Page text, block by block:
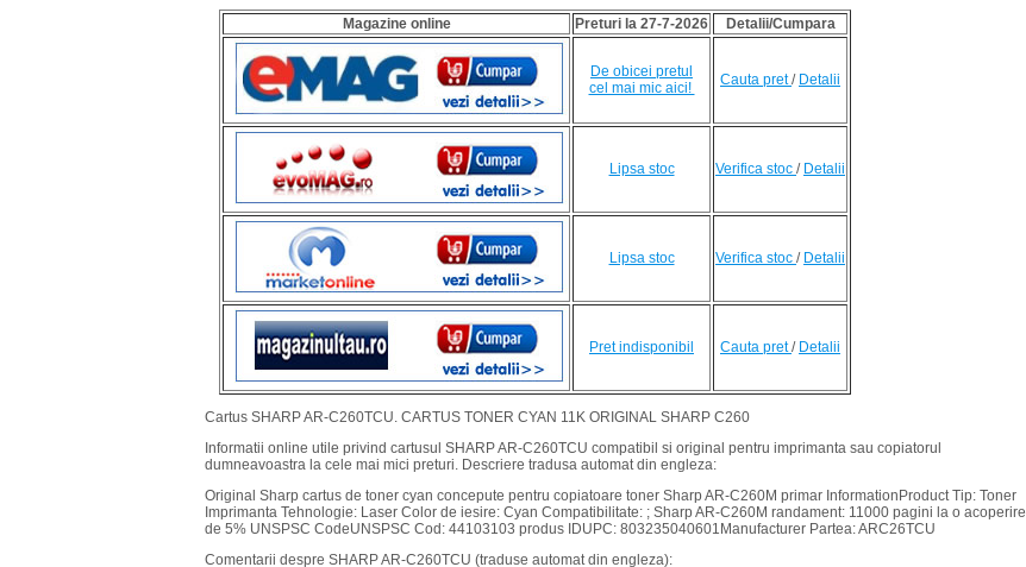
Magazine online Preturi la 27-7-2026 Detalii/Cumpara
De obicei pretul
cel mai mic aici!
Cauta pret/ Detalii
Lipsa stoc Verifica stoc / Detalii
Lipsa stoc Verifica stoc / Detalii
Pret indisponibil Cauta pret/ Detalii
Cartus SHARP AR-C260TCU. CARTUS TONER CYAN 11K ORIGINAL SHARP C260
Informatii online utile privind cartusul SHARP AR-C260TCU compatibil si original pentru imprimanta sau copiatorul
dumneavoastra la cele mai mici preturi. Descriere tradusa automat din engleza:
Original Sharp cartus de toner cyan concepute pentru copiatoare toner Sharp AR-C260M primar InformationProduct Tip: Toner
Imprimanta Tehnologie: Laser Color de iesire: Cyan Compatibilitate: ; Sharp AR-C260M randament: 11000 pagini la o acoperire
de 5% UNSPSC CodeUNSPSC Cod: 44103103 produs IDUPC: 803235040601Manufacturer Partea: ARC26TCU
Comentarii despre SHARP AR-C260TCU (traduse automat din engleza):